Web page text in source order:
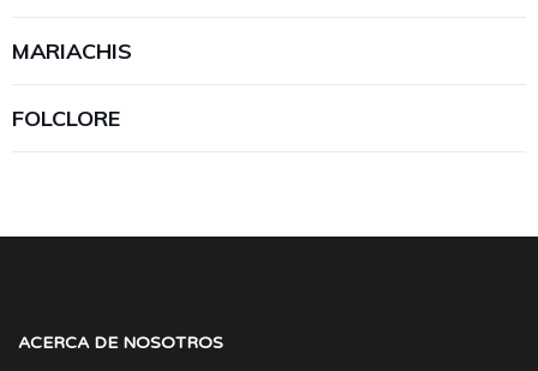
MARIACHIS
FOLCLORE
ACERCA DE NOSOTROS